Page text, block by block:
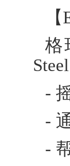
格
-
-
-